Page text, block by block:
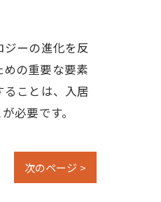
ーの進化を反
の重要な要素
ことは、入居
必要です。
次のページ >